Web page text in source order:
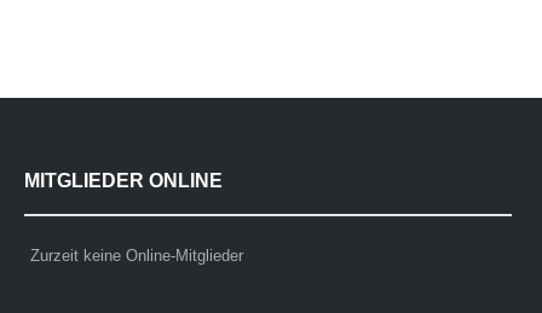
MITGLIEDER ONLINE
Zurzeit keine Online-Mitglieder